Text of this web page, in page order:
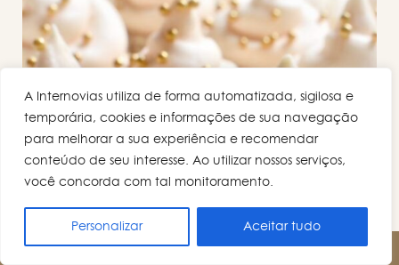
A Internovias utiliza de forma automatizada, sigilosa e
temporária, cookies e informações de sua navegação
para melhorar a sua experiência e recomendar
conteúdo de seu interesse. Ao utilizar nossos serviços,
você concorda com tal monitoramento.
Personalizar Aceitar tudo
AGENDE UM HORÁRIO!